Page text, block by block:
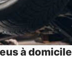
à domicile